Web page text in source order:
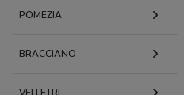
POMEZIA
BRACCIANO